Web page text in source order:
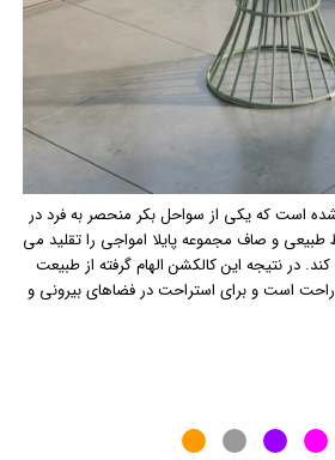
شده است که یکی از سواحل بکر منحصر به فرد در
و صاف مجموعه پایلا امواجی را تقلید می
در نتیجه این کالکشن الهام گرفته از طبیعت
راحت است و برای استراحت در فضاهای بیرونی و